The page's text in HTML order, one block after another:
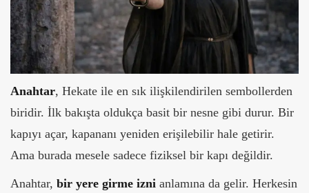
Anahtar, Hekate ile en sık ilişkilendirilen sembollerden
biridir. İlk bakışta oldukça basit bir nesne gibi durur. Bir
kapıyı açar, kapananı yeniden erişilebilir hale getirir.
Ama burada mesele sadece fiziksel bir kapı değildir.
Anahtar, bir yere girme izni anlamına da gelir. Herkesin